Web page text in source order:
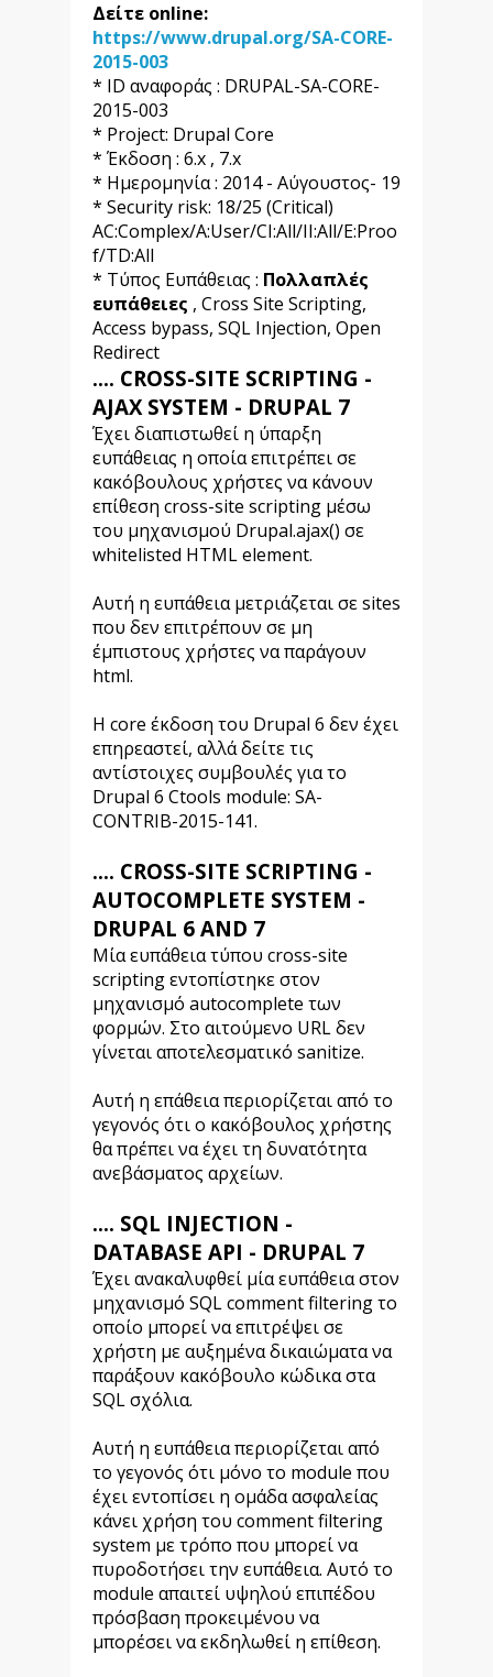
Δείτε online:
https://www.drupal.org/SA-CORE-
2015-003
* ID αναφοράς : DRUPAL-SA-CORE-
2015-003
* Project: Drupal Core
* Έκδοση : 6.x , 7.x
* Ημερομηνία : 2014 - Αύγουστος- 19
* Security risk: 18/25 (Critical)
AC:Complex/A:User/CI:All/II:All/E:Proo
f/TD:All
* Τύπος Ευπάθειας : Πολλαπλές
ευπάθειες , Cross Site Scripting,
Access bypass, SQL Injection, Open
Redirect
.... CROSS-SITE SCRIPTING -
AJAX SYSTEM - DRUPAL 7
Έχει διαπιστωθεί η ύπαρξη
ευπάθειας η οποία επιτρέπει σε
κακόβουλους χρήστες να κάνουν
επίθεση cross-site scripting μέσω
του μηχανισμού Drupal.ajax() σε
whitelisted HTML element.
Αυτή η ευπάθεια μετριάζεται σε sites
που δεν επιτρέπουν σε μη
έμπιστους χρήστες να παράγουν
html.
Η core έκδοση του Drupal 6 δεν έχει
επηρεαστεί, αλλά δείτε τις
αντίστοιχες συμβουλές για το
Drupal 6 Ctools module: SA-
CONTRIB-2015-141.
.... CROSS-SITE SCRIPTING -
AUTOCOMPLETE SYSTEM -
DRUPAL 6 AND 7
Μία ευπάθεια τύπου cross-site
scripting εντοπίστηκε στον
μηχανισμό autocomplete των
φορμών. Στο αιτούμενο URL δεν
γίνεται αποτελεσματικό sanitize.
Αυτή η επάθεια περιορίζεται από το
γεγονός ότι ο κακόβουλος χρήστης
θα πρέπει να έχει τη δυνατότητα
ανεβάσματος αρχείων.
.... SQL INJECTION -
DATABASE API - DRUPAL 7
Έχει ανακαλυφθεί μία ευπάθεια στον
μηχανισμό SQL comment filtering το
οποίο μπορεί να επιτρέψει σε
χρήστη με αυξημένα δικαιώματα να
παράξουν κακόβουλο κώδικα στα
SQL σχόλια.
Αυτή η ευπάθεια περιορίζεται από
το γεγονός ότι μόνο το module που
έχει εντοπίσει η ομάδα ασφαλείας
κάνει χρήση του comment filtering
system με τρόπο που μπορεί να
πυροδοτήσει την ευπάθεια. Αυτό το
module απαιτεί υψηλού επιπέδου
πρόσβαση προκειμένου να
μπορέσει να εκδηλωθεί η επίθεση.